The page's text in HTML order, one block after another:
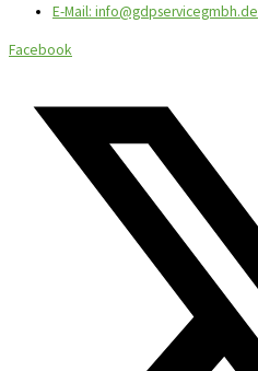
E-Mail: info@gdpservicegmbh.de
Facebook